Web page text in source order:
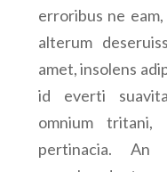
erroribus ne
alterum
amet, insolens
id everti
omnium tritani,
pertinacia. An